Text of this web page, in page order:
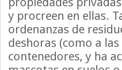
y procreen en ellas.
ordenanzas de
deshoras (como a
contenedores, y ha